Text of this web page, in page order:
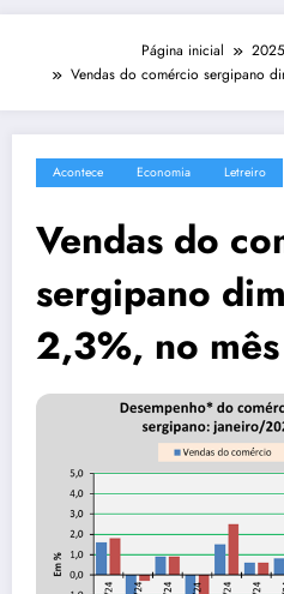
Página inicial 2025
Vendas do comércio sergipano
Acontece Economia Letreiro
Vendas do
sergipano
2,3%, no